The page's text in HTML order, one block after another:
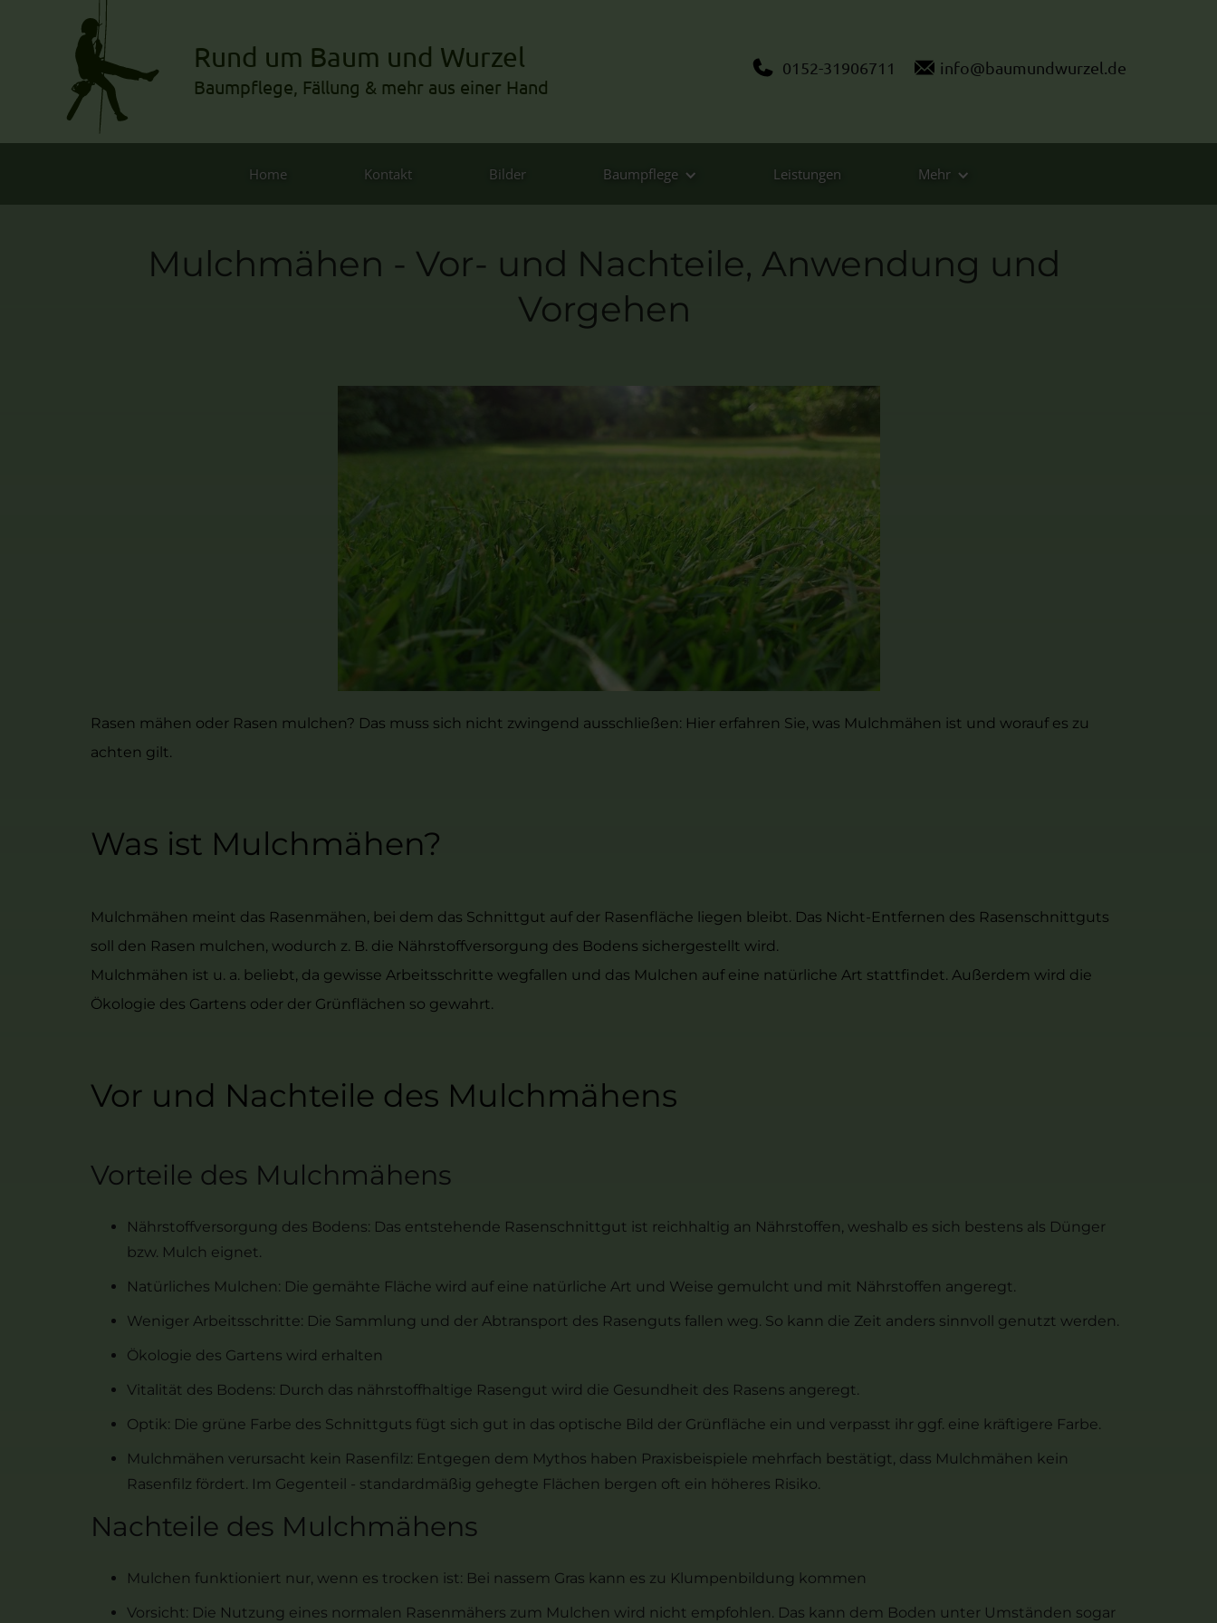
Rund um Baum und Wurzel
Baumpflege, Fällung & mehr aus einer Hand
0152-31906711 info@baumundwurzel.de
Home Kontakt Bilder Baumpflege Leistungen Mehr
Mulchmähen - Vor- und Nachteile, Anwendung und
Vorgehen
Rasen mähen oder Rasen mulchen? Das muss sich nicht zwingend ausschließen: Hier erfahren Sie, was Mulchmähen ist und worauf es zu
achten gilt.
Was ist Mulchmähen?
Mulchmähen meint das Rasenmähen, bei dem das Schnittgut auf der Rasenfläche liegen bleibt. Das Nicht-Entfernen des Rasenschnittguts
soll den Rasen mulchen, wodurch z. B. die Nährstoffversorgung des Bodens sichergestellt wird.
Mulchmähen ist u. a. beliebt, da gewisse Arbeitsschritte wegfallen und das Mulchen auf eine natürliche Art stattfindet. Außerdem wird die
Ökologie des Gartens oder der Grünflächen so gewahrt.
Vor und Nachteile des Mulchmähens
Vorteile des Mulchmähens
Nährstoffversorgung des Bodens: Das entstehende Rasenschnittgut ist reichhaltig an Nährstoffen, weshalb es sich bestens als Dünger
bzw. Mulch eignet.
Natürliches Mulchen: Die gemähte Fläche wird auf eine natürliche Art und Weise gemulcht und mit Nährstoffen angeregt.
Weniger Arbeitsschritte: Die Sammlung und der Abtransport des Rasenguts fallen weg. So kann die Zeit anders sinnvoll genutzt werden.
Ökologie des Gartens wird erhalten
Vitalität des Bodens: Durch das nährstoffhaltige Rasengut wird die Gesundheit des Rasens angeregt.
Optik: Die grüne Farbe des Schnittguts fügt sich gut in das optische Bild der Grünfläche ein und verpasst ihr ggf. eine kräftigere Farbe.
Mulchmähen verursacht kein Rasenfilz: Entgegen dem Mythos haben Praxisbeispiele mehrfach bestätigt, dass Mulchmähen kein
Rasenfilz fördert. Im Gegenteil - standardmäßig gehegte Flächen bergen oft ein höheres Risiko.
Nachteile des Mulchmähens
Mulchen funktioniert nur, wenn es trocken ist: Bei nassem Gras kann es zu Klumpenbildung kommen
Vorsicht: Die Nutzung eines normalen Rasenmähers zum Mulchen wird nicht empfohlen. Das kann dem Boden unter Umständen sogar